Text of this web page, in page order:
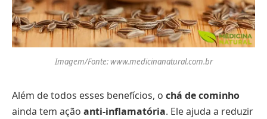
Imagem/Fonte: www.medicinanatural.com.br
Além de todos esses benefícios, o chá de cominho
ainda tem ação anti-inflamatória. Ele ajuda a reduzir